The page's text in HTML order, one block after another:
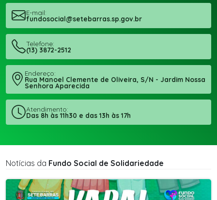
E-mail:
fundosocial@setebarras.sp.gov.br
Telefone:
(13) 3872-2512
Endereço:
Rua Manoel Clemente de Oliveira, S/N - Jardim Nossa
Senhora Aparecida
Atendimento:
Das 8h às 11h30 e das 13h às 17h
Notícias da Fundo Social de Solidariedade